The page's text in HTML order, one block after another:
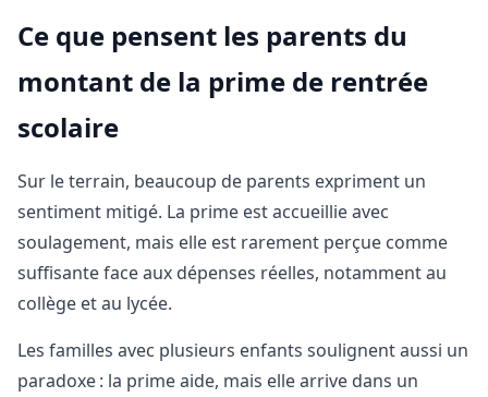
Ce que pensent les parents du
montant de la prime de rentrée
scolaire
Sur le terrain, beaucoup de parents expriment un
sentiment mitigé. La prime est accueillie avec
soulagement, mais elle est rarement perçue comme
suffisante face aux dépenses réelles, notamment au
collège et au lycée.
Les familles avec plusieurs enfants soulignent aussi un
paradoxe : la prime aide, mais elle arrive dans un